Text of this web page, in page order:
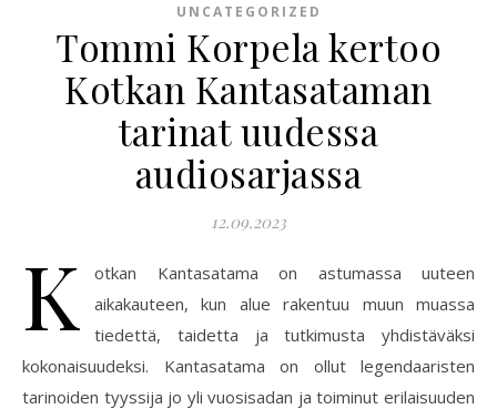
UNCATEGORIZED
Tommi Korpela kertoo
Kotkan Kantasataman
tarinat uudessa
audiosarjassa
12.09.2023
K
otkan Kantasatama on astumassa uuteen
aikakauteen, kun alue rakentuu muun muassa
tiedettä, taidetta ja tutkimusta yhdistäväksi
kokonaisuudeksi. Kantasatama on ollut legendaaristen
tarinoiden tyyssija jo yli vuosisadan ja toiminut erilaisuuden